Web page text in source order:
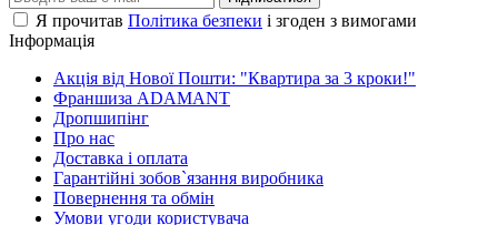
Я прочитав Політика безпеки і згоден з вимогами
Інформація
Акція від Нової Пошти: "Квартира за 3 кроки!"
Франшиза ADAMANT
Дропшипінг
Про нас
Доставка і оплата
Гарантійні зобов`язання виробника
Повернення та обмін
Умови угоди користувача